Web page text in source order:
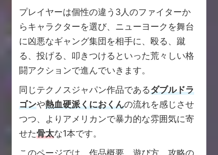
プレイヤーは個性の違う3人のファイターか
らキャラクターを選び、ニューヨークを舞台
に凶悪なギャング集団を相手に、殴る、蹴
る、投げる、叩きつけるといった荒々しい格
闘アクションで進んでいきます。
同じテクノスジャパン作品であるダブルドラ
ゴンや熱血硬派くにおくんの流れを感じさせ
つつ、よりアメリカンで暴力的な雰囲気に寄
せた骨太な1本です。
このページでは、作品概要、遊び方、攻略の